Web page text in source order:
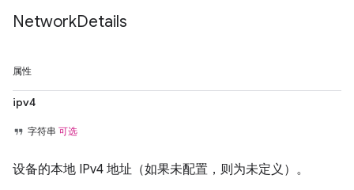
NetworkDetails
属性
ipv4
字符串 可选
设备的本地 IPv4 地址（如果未配置，则为未定义）。